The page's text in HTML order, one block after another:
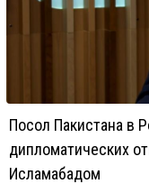
Посол Пакистана в
дипломатических
Исламабадом